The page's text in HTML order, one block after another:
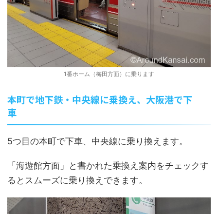
1番ホーム（梅田方面）に乗ります
本町で地下鉄・中央線に乗換え、大阪港で下
車
5つ目の本町で下車、中央線に乗り換えます。
「海遊館方面」と書かれた乗換え案内をチェックす
るとスムーズに乗り換えできます。